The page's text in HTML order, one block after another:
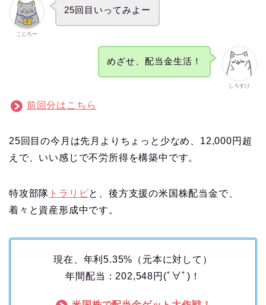
こじろー
25回目いってみよー
しろすけ
めざせ、配当金生活！
前回分はこちら
25回目の今月は先月よりちょっと少なめ、12,000円超
えで、いい感じで不労所得を構築中です。
特攻部隊 トラリピと、後方支援の米国株配当金で、
着々と資産形成中です。
現在、年利5.35%（元本に対して）
年間配当：202,548円(ﾟ∀ﾟ)！